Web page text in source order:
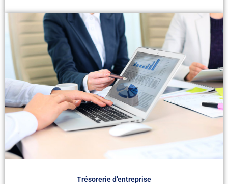
Trésorerie d’entreprise